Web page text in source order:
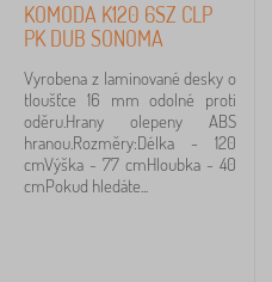
jednobarevný
40
dub artisan
KOMODA K120 6SZ CLP
PK DUB SONOMA
Vyrobena z laminované desky o
tloušťce 16 mm odolné proti
oděru.Hrany olepeny ABS
hranou.Rozměry:Délka - 120
cmVýška - 77 cmHloubka - 40
cmPokud hledáte...